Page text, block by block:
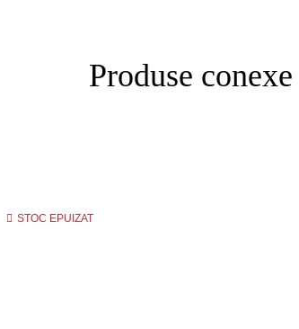
Produse conexe
STOC EPUIZAT